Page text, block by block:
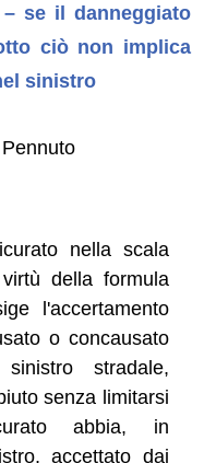
se il danneggiato
ciò non implica
sinistro
nella scala
della formula
l'accertamento
o concausato
stradale,
senza limitarsi
abbia, in
accettato dai